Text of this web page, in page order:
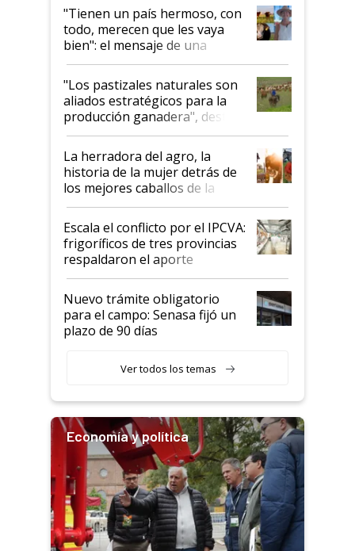
"Tienen un país hermoso, con
todo, merecen que les vaya
bien": el mensaje de una
ganadera uruguaya sobre las
oportunidades que se abren
para el agro en Argentina, con
foco en la carne
"Los pastizales naturales son
aliados estratégicos para la
producción ganadera", destaca
la iniciativa que ya reúne a 46
establecimientos en Argentina
La herradora del agro, la
historia de la mujer detrás de
los mejores caballos de la
Argentina y los mitos que
todavía hacen sufrir a estos
animales: "Mientras me
descalificaban, yo seguí
haciendo currículum"
Escala el conflicto por el IPCVA:
frigoríficos de tres provincias
respaldaron el aporte
obligatorio
Nuevo trámite obligatorio
para el campo: Senasa fijó un
plazo de 90 días
Ver todos los temas
Economía y política